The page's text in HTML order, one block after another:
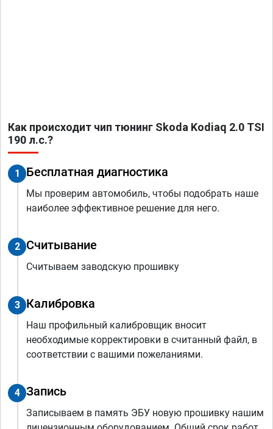
Как происходит чип тюнинг Skoda Kodiaq 2.0 TSI
190 л.с.?
1 Бесплатная диагностика
Мы проверим автомобиль, чтобы подобрать наше
наиболее эффективное решение для него.
2 Считывание
Считываем заводскую прошивку
3 Калибровка
Наш профильный калибровщик вносит
необходимые корректировки в считанный файл, в
соответствии с вашими пожеланиями.
4 Запись
Записываем в память ЭБУ новую прошивку нашим